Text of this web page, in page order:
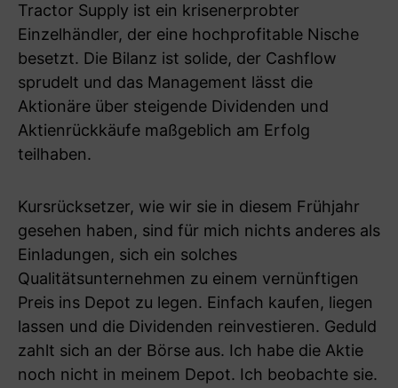
Tractor Supply ist ein krisenerprobter
Einzelhändler, der eine hochprofitable Nische
besetzt. Die Bilanz ist solide, der Cashflow
sprudelt und das Management lässt die
Aktionäre über steigende Dividenden und
Aktienrückkäufe maßgeblich am Erfolg
teilhaben.
Kursrücksetzer, wie wir sie in diesem Frühjahr
gesehen haben, sind für mich nichts anderes als
Einladungen, sich ein solches
Qualitätsunternehmen zu einem vernünftigen
Preis ins Depot zu legen. Einfach kaufen, liegen
lassen und die Dividenden reinvestieren. Geduld
zahlt sich an der Börse aus. Ich habe die Aktie
noch nicht in meinem Depot. Ich beobachte sie.